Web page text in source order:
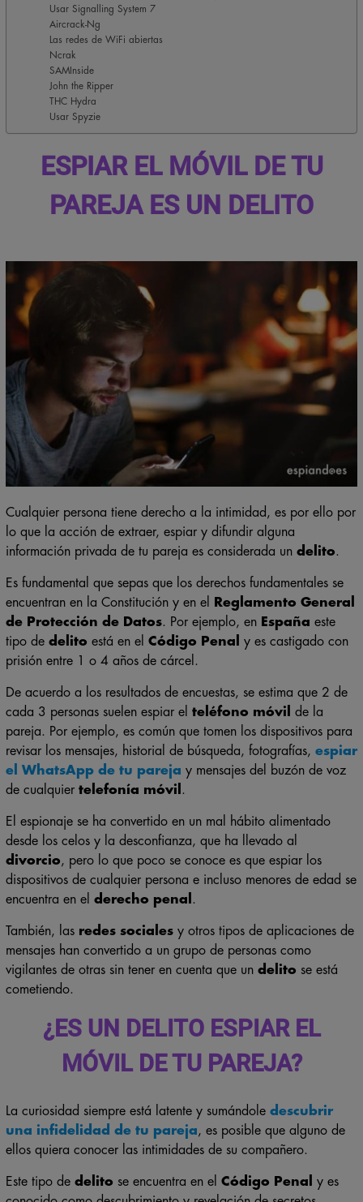
Usar Signalling System 7
Aircrack-Ng
Las redes de WiFi abiertas
Ncrak
SAMInside
John the Ripper
THC Hydra
Usar Spyzie
ESPIAR EL MÓVIL DE TU
PAREJA ES UN DELITO
Cualquier persona tiene derecho a la intimidad, es por ello por
lo que la acción de extraer, espiar y difundir alguna
información privada de tu pareja es considerada un delito.
Es fundamental que sepas que los derechos fundamentales se
encuentran en la Constitución y en el
Reglamento General
de Protección de Datos. Por ejemplo, en España este
tipo de delito está en el Código Penal
y es castigado con
prisión entre 1 o 4 años de cárcel.
De acuerdo a los resultados de encuestas, se estima que 2 de
cada 3 personas suelen espiar el teléfono móvil
de la
pareja. Por ejemplo, es común que tomen los dispositivos para
revisar los mensajes, historial de búsqueda, fotografías, espiar
el WhatsApp de tu pareja y mensajes del buzón de voz
de cualquier telefonía móvil .
El espionaje se ha convertido en un mal hábito alimentado
desde los celos y la desconfianza, que ha llevado al
divorcio, pero lo que poco se conoce es que espiar los
dispositivos de cualquier persona e incluso menores de edad se
encuentra en el derecho penal .
También, las redes socialesy otros tipos de aplicaciones de
mensajes han convertido a un grupo de personas como
vigilantes de otras sin tener en cuenta que un delito se está
cometiendo.
¿ES UN DELITO ESPIAR EL
MÓVIL DE TU PAREJA?
La curiosidad siempre está latente y sumándole descubrir
una infidelidad de tu pareja, es posible que alguno de
ellos quiera conocer las intimidades de su compañero.
Este tipo de delito se encuentra en el Código Penal
y es